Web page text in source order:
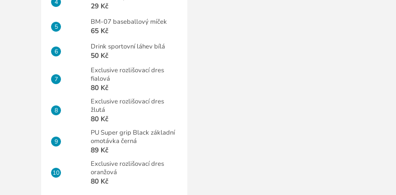
29 Kč
BM-07 baseballový míček
65 Kč
Drink sportovní láhev bílá
50 Kč
Exclusive rozlišovací dres
fialová
80 Kč
Exclusive rozlišovací dres
žlutá
80 Kč
PU Super grip Black základní
omotávka černá
89 Kč
Exclusive rozlišovací dres
oranžová
80 Kč